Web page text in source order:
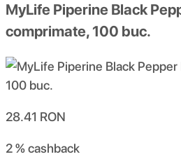
MyLife Piperine Black
comprimate, 100 buc.
28.41 RON
2 %cashback